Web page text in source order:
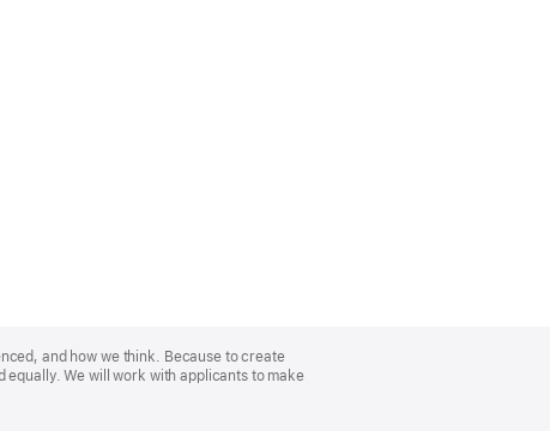
and how we think. Because to create
We will work with applicants to make